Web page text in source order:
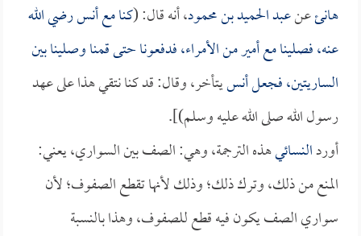
هانئعنعبد الحميد بن محمود، أنه قال: (كنا معأنسرضي الله
عنه، فصلينا مع أمير من الأمراء، فدفعونا حتى قمنا وصلينا بين
الساريتين، فجعلأنسيتأخر، وقال: قد كنا نتقي هذا على عهد
رسول الله صلى الله عليه وسلم)].
أوردالنسائيهذه الترجمة، وهي: الصف بين السواري، يعني:
المنع من ذلك، وترك ذلك؛ وذلك لأنها تقطع الصفوف؛ لأن
سواري الصف يكون فيه قطع للصفوف، وهذا بالنسبة